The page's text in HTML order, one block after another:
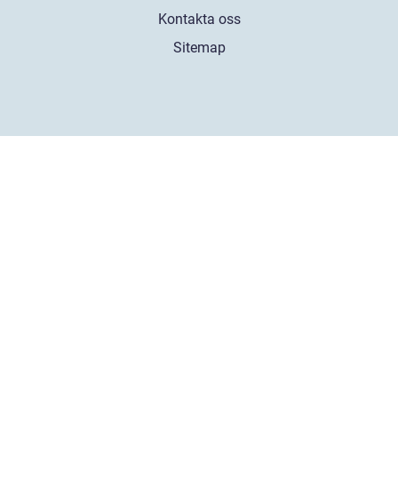
Kontakta oss
Sitemap